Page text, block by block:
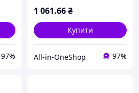
97%
1 061.66₴
Купити
All-in-OneShop 97%